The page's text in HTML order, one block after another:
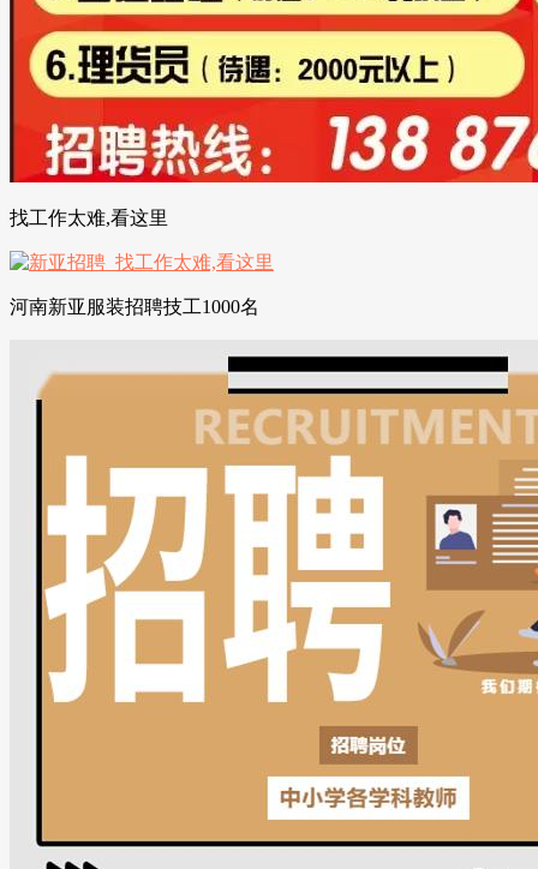
找工作太难,看这里
河南新亚服装招聘技工1000名